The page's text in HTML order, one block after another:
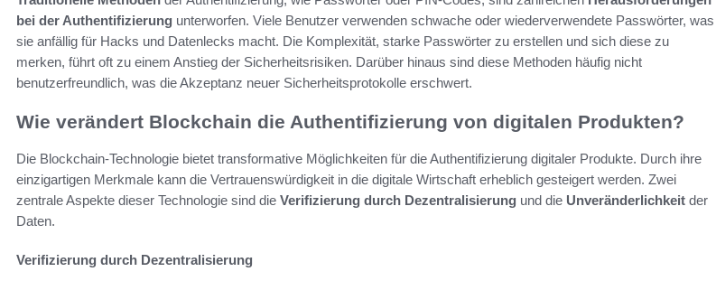
bei der Authentifizierung unterworfen. Viele Benutzer verwenden schwache oder wiederverwendete Passwörter, was
sie anfällig für Hacks und Datenlecks macht. Die Komplexität, starke Passwörter zu erstellen und sich diese zu
merken, führt oft zu einem Anstieg der Sicherheitsrisiken. Darüber hinaus sind diese Methoden häufig nicht
benutzerfreundlich, was die Akzeptanz neuer Sicherheitsprotokolle erschwert.
Wie verändert Blockchain die Authentifizierung von digitalen Produkten?
Die Blockchain-Technologie bietet transformative Möglichkeiten für die Authentifizierung digitaler Produkte. Durch ihre
einzigartigen Merkmale kann die Vertrauenswürdigkeit in die digitale Wirtschaft erheblich gesteigert werden. Zwei
zentrale Aspekte dieser Technologie sind die Verifizierung durch Dezentralisierung und die Unveränderlichkeit der
Daten.
Verifizierung durch Dezentralisierung